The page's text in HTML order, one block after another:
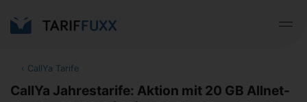
‹ CallYa Tarife
CallYa Jahrestarife: Aktion mit 20 GB Allnet-